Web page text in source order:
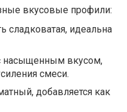
вкусовые профили:
сладковатая, идеальна
насыщенным вкусом,
смеси.
добавляется как